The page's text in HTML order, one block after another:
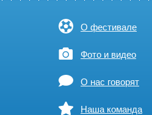
О фестивале
Фото и видео
О нас говорят
Наша команда